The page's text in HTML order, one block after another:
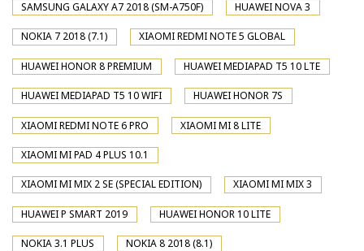
SAMSUNG GALAXY A7 2018 (SM-A750F) HUAWEI NOVA 3
NOKIA 7 2018 (7.1) XIAOMI REDMI NOTE 5 GLOBAL
HUAWEI HONOR 8 PREMIUM HUAWEI MEDIAPAD T5 10 LTE
HUAWEI MEDIAPAD T5 10 WIFI HUAWEI HONOR 7S
XIAOMI REDMI NOTE 6 PRO XIAOMI MI 8 LITE
XIAOMI MI PAD 4 PLUS 10.1
XIAOMI MI MIX 2 SE (SPECIAL EDITION) XIAOMI MI MIX 3
HUAWEI P SMART 2019 HUAWEI HONOR 10 LITE
NOKIA 3.1 PLUS NOKIA 8 2018 (8.1)